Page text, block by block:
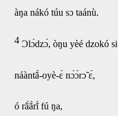
àŋa nákó túu sɔ taánù.
4 Ɔlɔ́dzɔ́, òŋu yèé dzokó si
náàntã̀-oyè-ɛ̀ nɔ́ɔ̀rɔ̃ ɛ́,
ó rã́ã̀rĩ́ fú ŋa,